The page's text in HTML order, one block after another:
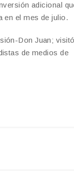
adicional
en el mes de julio.
Don Juan;
de medios de